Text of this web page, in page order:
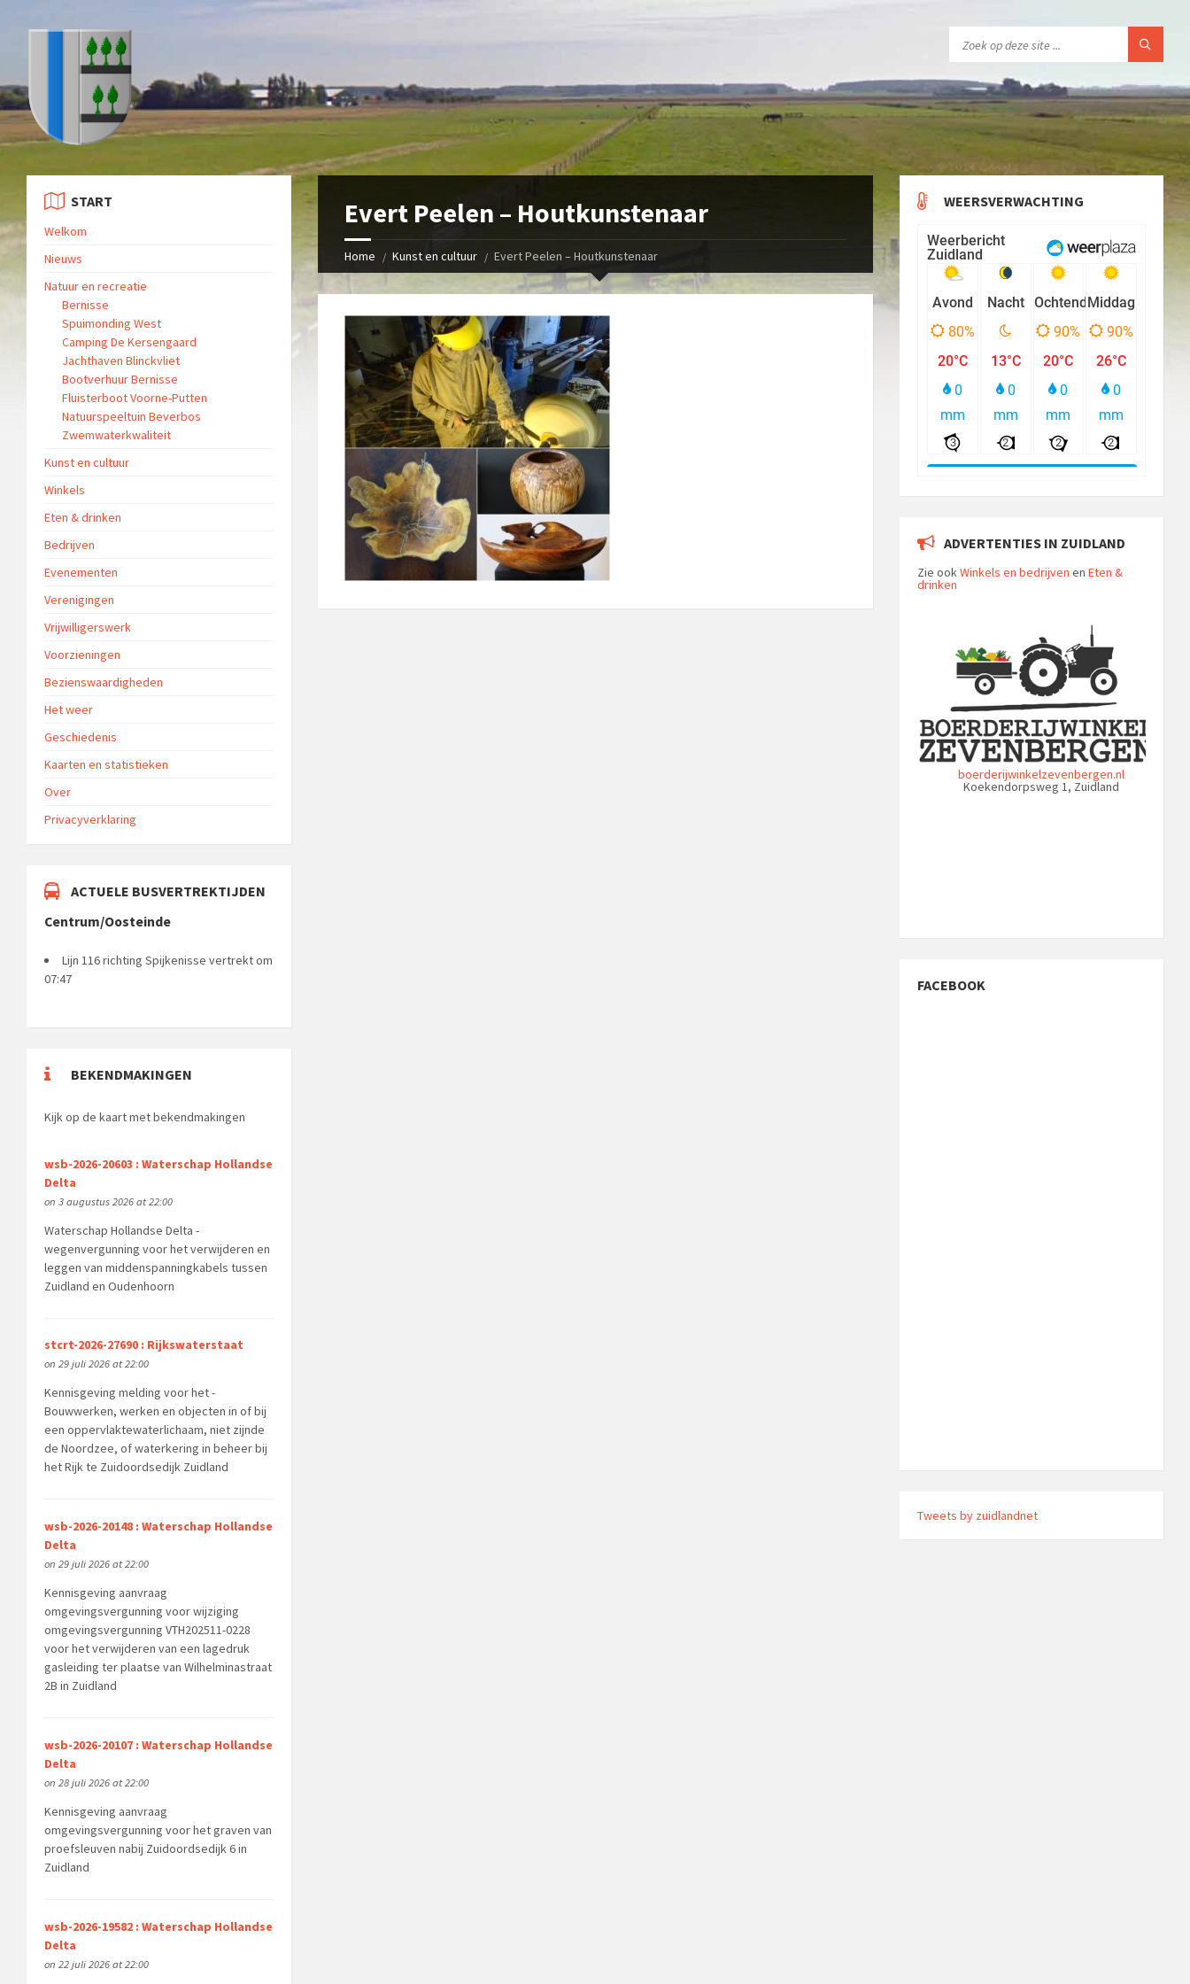
Evert Peelen – Houtkunstenaar
Home Kunst en cultuur Evert Peelen – Houtkunstenaar
START
Welkom
Nieuws
Natuur en recreatie
Bernisse
Spuimonding West
Camping De Kersengaard
Jachthaven Blinckvliet
Bootverhuur Bernisse
Fluisterboot Voorne-Putten
Natuurspeeltuin Beverbos
Zwemwaterkwaliteit
Kunst en cultuur
Winkels
Eten & drinken
Bedrijven
Evenementen
Verenigingen
Vrijwilligerswerk
Voorzieningen
Bezienswaardigheden
Het weer
Geschiedenis
Kaarten en statistieken
Over
Privacyverklaring
ACTUELE BUSVERTREKTIJDEN
Centrum/Oosteinde
Lijn 116 richting Spijkenisse vertrekt om
07:47
BEKENDMAKINGEN
Kijk op de kaart met bekendmakingen
wsb-2026-20603 : Waterschap Hollandse
Delta
on 3 augustus 2026 at 22:00
Waterschap Hollandse Delta -
wegenvergunning voor het verwijderen en
leggen van middenspanningkabels tussen
Zuidland en Oudenhoorn
stcrt-2026-27690 : Rijkswaterstaat
on 29 juli 2026 at 22:00
Kennisgeving melding voor het -
Bouwwerken, werken en objecten in of bij
een oppervlaktewaterlichaam, niet zijnde
de Noordzee, of waterkering in beheer bij
het Rijk te Zuidoordsedijk Zuidland
wsb-2026-20148 : Waterschap Hollandse
Delta
on 29 juli 2026 at 22:00
Kennisgeving aanvraag
omgevingsvergunning voor wijziging
omgevingsvergunning VTH202511-0228
voor het verwijderen van een lagedruk
gasleiding ter plaatse van Wilhelminastraat
2B in Zuidland
wsb-2026-20107 : Waterschap Hollandse
Delta
on 28 juli 2026 at 22:00
Kennisgeving aanvraag
omgevingsvergunning voor het graven van
proefsleuven nabij Zuidoordsedijk 6 in
Zuidland
wsb-2026-19582 : Waterschap Hollandse
Delta
on 22 juli 2026 at 22:00
WEERSVERWACHTING
ADVERTENTIES IN ZUIDLAND
Zie ookWinkels en bedrijven en Eten &
drinken
boerderijwinkelzevenbergen.nl
Koekendorpsweg 1, Zuidland
FACEBOOK
Tweets by zuidlandnet